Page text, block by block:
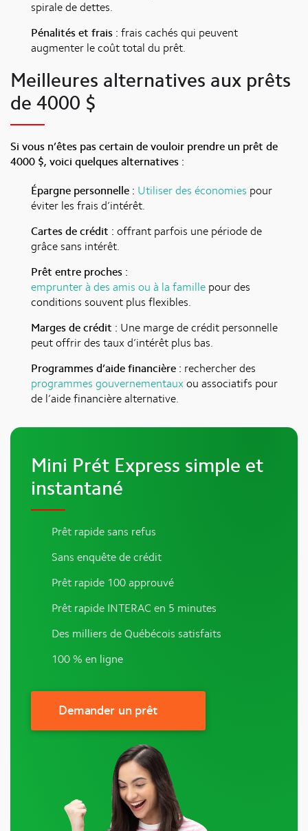
spirale de dettes.
Pénalités et frais : frais cachés qui peuvent
augmenter le coût total du prêt.
Meilleures alternatives aux prêts
de 4000 $
Si vous n’êtes pas certain de vouloir prendre un prêt de
4000 $, voici quelques alternatives :
Épargne personnelle : Utiliser des économies pour
éviter les frais d’intérêt.
Cartes de crédit : offrant parfois une période de
grâce sans intérêt.
Prêt entre proches :
emprunter à des amis ou à la famille pour des
conditions souvent plus flexibles.
Marges de crédit : Une marge de crédit personnelle
peut offrir des taux d’intérêt plus bas.
Programmes d’aide financière : rechercher des
programmes gouvernementaux ou associatifs pour
de l’aide financière alternative.
Mini Prét Express simple et
instantané
Prêt rapide sans refus
Sans enquête de crédit
Prêt rapide 100 approuvé
Prêt rapide INTERAC en 5 minutes
Des milliers de Québécois satisfaits
100 % en ligne
Demander un prêt